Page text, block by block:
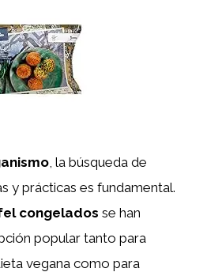
, la búsqueda de
y prácticas es fundamental.
congelados se han
popular tanto para
vegana como para